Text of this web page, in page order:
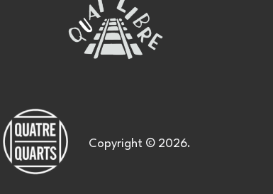
Copyright © 2026.